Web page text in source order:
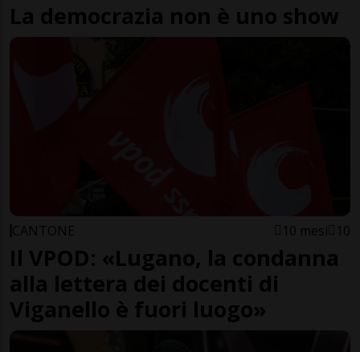
La democrazia non è uno show
CANTONE 10 mesi 10
Il VPOD: «Lugano, la condanna
alla lettera dei docenti di
Viganello è fuori luogo»